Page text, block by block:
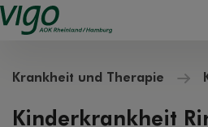
Krankheit und Therapie
Kinderkrankheit